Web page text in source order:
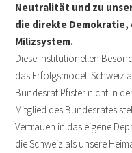
Neutralität und zu
die direkte Demokratie,
Milizsystem.
Diese institutionellen
das Erfolgsmodell Schweiz
Bundesrat Pfister nicht in
Mitglied des Bundesrates
Vertrauen in das eigene
die Schweiz als unsere